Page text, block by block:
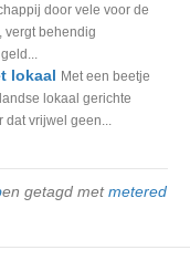
door vele voor de
vergt behendig
lokaal Met een beetje
lokaal gerichte
dat vrijwel geen...
en getagd metmetered